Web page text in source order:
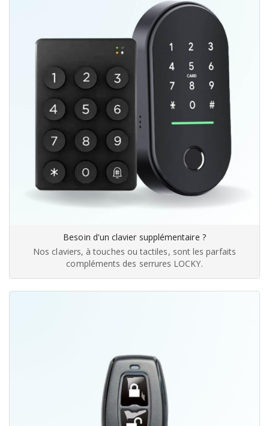
Besoin d'un clavier supplémentaire ?
Nos claviers, à touches ou tactiles, sont les parfaits
compléments des serrures LOCKY.